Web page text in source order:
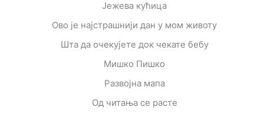
Јежева кућица
Ово је најстрашнији дан у мом животу
Шта да очекујете док чекате бебу
Мишко Пишко
Развојна мапа
Од читања се расте